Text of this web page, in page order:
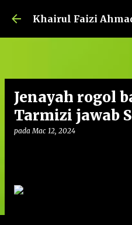
Langkau ke
Khairul Faizi
Jenayah rogol
Tarmizi jawab
padaMac 12, 2024